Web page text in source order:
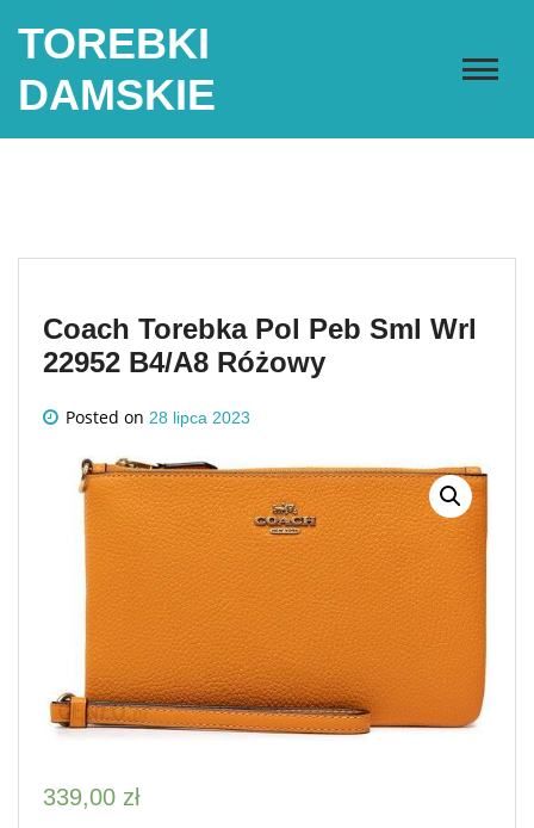
TOREBKI
DAMSKIE
Coach Torebka Pol Peb Sml Wrl
22952 B4/A8 Różowy
Posted on 28 lipca 2023
339,00 zł